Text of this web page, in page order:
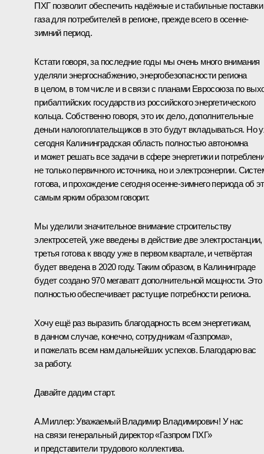
ПХГ позволит обеспечить надёжные и стабильные поставки
газа для потребителей в регионе, прежде всего в осенне-
зимний период.
Кстати говоря, за последние годы мы очень много внимания
уделяли энергоснабжению, энергобезопасности региона
в целом, в том числе и в связи с планами Евросоюза по
прибалтийских государств из российского энергетического
кольца. Собственно говоря, это их дело, дополнительные
деньги налогоплательщиков в это будут вкладываться. Но
сегодня Калининградская область полностью автономна
и может решать все задачи в сфере энергетики и
не только первичного источника, но и электроэнергии.
готова, и прохождение сегодня осенне-зимнего периода об
самым ярким образом говорит.
Мы уделили значительное внимание строительству
электросетей, уже введены в действие две электростанции,
третья готова к вводу уже в первом квартале, и четвёртая
будет введена в 2020 году. Таким образом, в Калининграде
будет создано 970 мегаватт дополнительной мощности. Это
полностью обеспечивает растущие потребности региона.
Хочу ещё раз выразить благодарность всем энергетикам,
в данном случае, конечно, сотрудникам «Газпрома»,
и пожелать всем нам дальнейших успехов. Благодарю вас
за работу.
Давайте дадим старт.
А.Миллер:Уважаемый Владимир Владимирович! У нас
на связи генеральный директор «Газпром ПХГ»
и представители трудового коллектива.